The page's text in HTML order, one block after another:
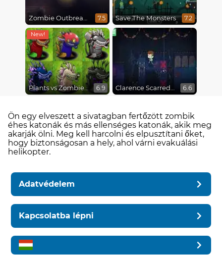
Zombie Outbreak Arena 7.5 Save The Monsters 7.2
Plants vs Zombies Fusion Mode 6.9 Clarence Scarred Silly 6.6
Ön egy elveszett a sivatagban fertőzött zombik
éhes katonák és más ellenséges katonák, akik meg
akarják ölni. Meg kell harcolni és elpusztítani őket,
hogy biztonságosan a hely, ahol várni evakuálási
helikopter.
Adatvédelem
Kapcsolatba lépni